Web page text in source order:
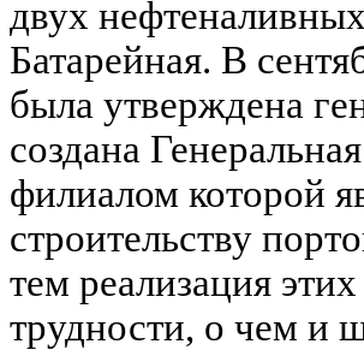
двух
Батарейная. В
была утверждена
создана
филиалом которой
строительству
тем реализация
трудности, о чем и